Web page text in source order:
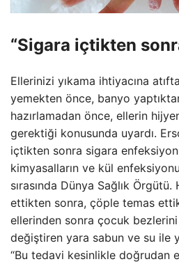
“Sigara içtikten
Ellerinizi yıkama ihtiyacına
yemekten önce, banyo
hazırlamadan önce, ellerin
gerektiği konusunda uyardı.
içtikten sonra sigara
kimyasalların ve kül
sırasında Dünya Sağlık
ettikten sonra, çöple temas
ellerinden sonra çocuk
değiştiren yara sabun ve su ile
“Bu tedavi kesinlikle doğrudan